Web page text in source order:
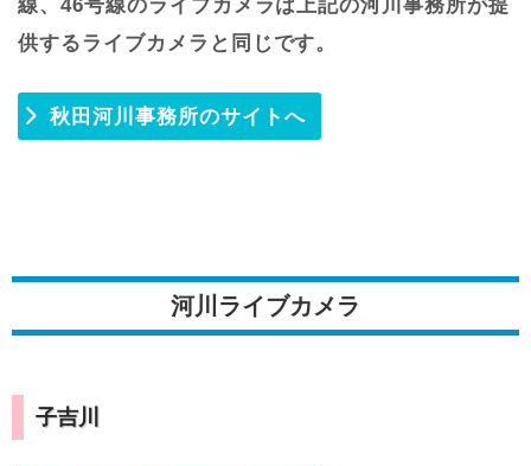
線、46号線のライブカメラは上記の河川事務所が提
供するライブカメラと同じです。
秋田河川事務所のサイトへ
河川ライブカメラ
子吉川